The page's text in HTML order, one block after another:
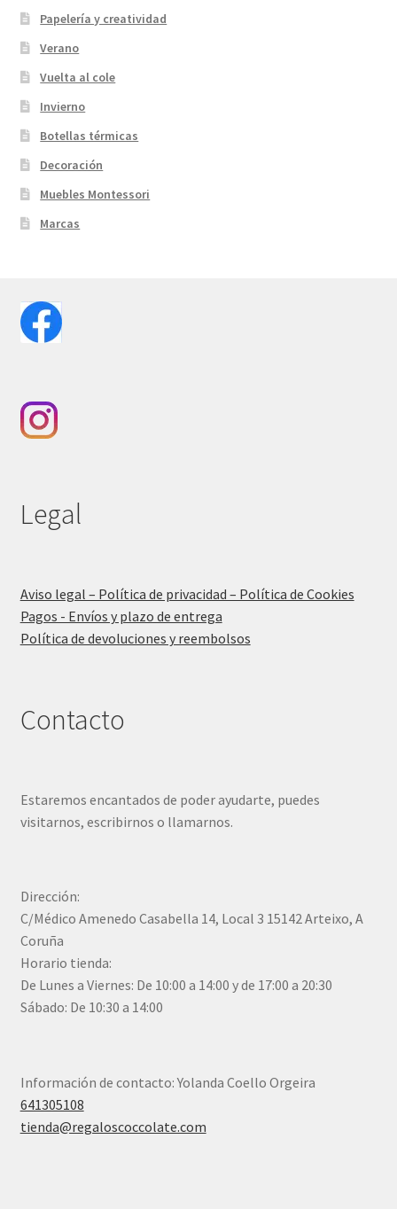
Papelería y creatividad
Verano
Vuelta al cole
Invierno
Botellas térmicas
Decoración
Muebles Montessori
Marcas
Legal
Aviso legal – Política de privacidad – Política de Cookies
Pagos - Envíos y plazo de entrega
Política de devoluciones y reembolsos
Contacto
Estaremos encantados de poder ayudarte, puedes
visitarnos, escribirnos o llamarnos.
Dirección:
C/Médico Amenedo Casabella 14, Local 3 15142 Arteixo, A
Coruña
Horario tienda:
De Lunes a Viernes: De 10:00 a 14:00 y de 17:00 a 20:30
Sábado: De 10:30 a 14:00
Información de contacto: Yolanda Coello Orgeira
641305108
tienda@regaloscoccolate.com